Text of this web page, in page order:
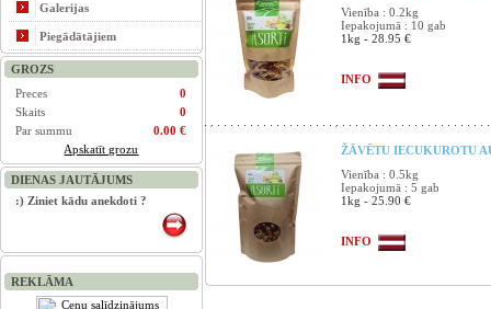
Galerijas
Piegādātājiem
GROZS
Preces
0
Skaits
0
Par summu
0.00 €
Apskatīt grozu
DIENAS JAUTĀJUMS
:) Ziniet kādu anekdoti ?
REKLĀMA
Vienība : 0.2kg
Iepakojumā : 10 gab
1kg - 28.95 €
INFO
ŽĀVĒTU IECUKUROTU
Vienība : 0.5kg
Iepakojumā : 5 gab
1kg - 25.90 €
INFO